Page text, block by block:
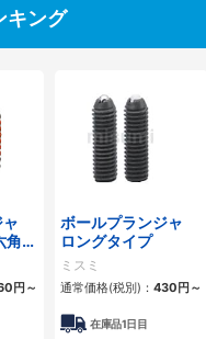
キング
穴
円～
ボールプランジャ
ロングタイプ
ミスミ
通常価格(税別)： 430円～
在庫品1日目